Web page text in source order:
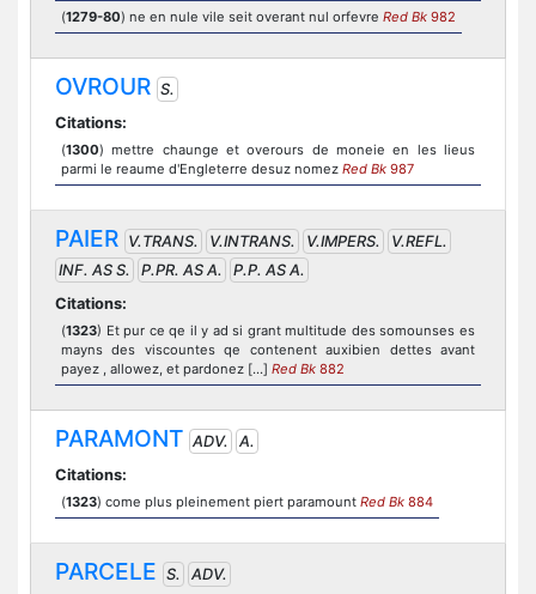
(1279-80) ne en nule vile seit overant nul orfevre Red Bk 982
OVROUR S.
Citations:
(1300) mettre chaunge et overours de moneie en les lieus
parmi le reaume d'Engleterre desuz nomez Red Bk 987
PAIER V.TRANS. V.INTRANS. V.IMPERS.
V.REFL.
INF. AS S.
P.PR. AS A.
P.P. AS A.
Citations:
(1323) Et pur ce qe il y ad si grant multitude des somounses es
mayns des viscountes qe contenent auxibien dettes avant
payez , allowez, et pardonez [...] Red Bk 882
PARAMONT ADV.
A.
Citations:
(1323) come plus pleinement piert paramount Red Bk 884
PARCELE S.
ADV.